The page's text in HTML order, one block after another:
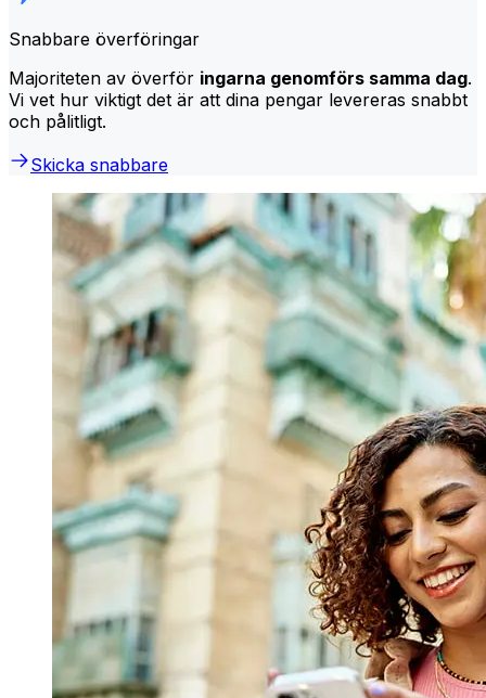
Snabbare överföringar
Majoriteten av överför ingarna genomförs samma dag.
Vi vet hur viktigt det är att dina pengar levereras snabbt
och pålitligt.
Skicka snabbare